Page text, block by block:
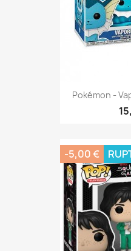
Pokémon -
-5,00 €